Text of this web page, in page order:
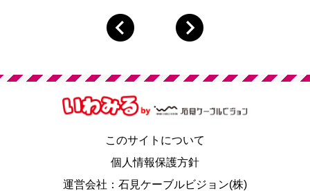
このサイトについて
個人情報保護方針
運営会社：石見ケーブルビジョン(株)